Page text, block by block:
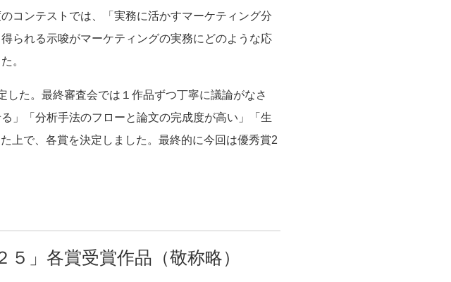
コンテストでは、「実務に活かすマーケティング分
られる示唆がマーケティングの実務にどのような応
。
た。最終審査会では１作品ずつ丁寧に議論がなさ
」「分析手法のフローと論文の完成度が高い」「生
上で、各賞を決定しました。最終的に今回は優秀賞2
」各賞受賞作品（敬称略）